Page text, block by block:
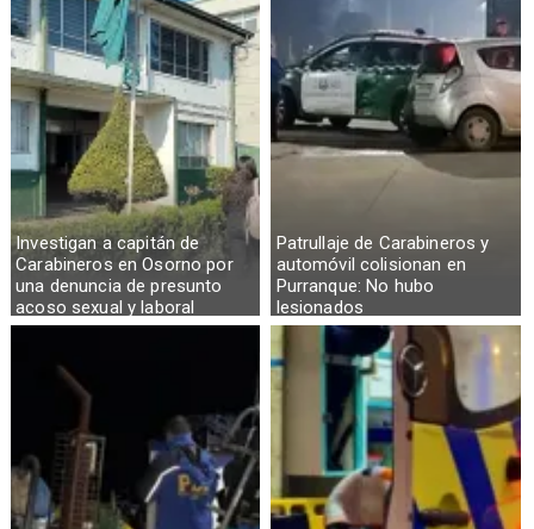
Investigan a capitán de
Carabineros en Osorno por
una denuncia de presunto
acoso sexual y laboral
Patrullaje de Carabineros y
automóvil colisionan en
Purranque: No hubo
lesionados